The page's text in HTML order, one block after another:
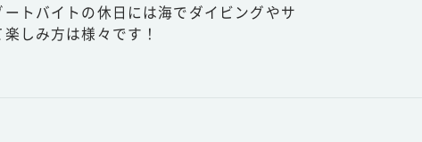
トバイトの休日には海でダイビングやサ
しみ方は様々です！